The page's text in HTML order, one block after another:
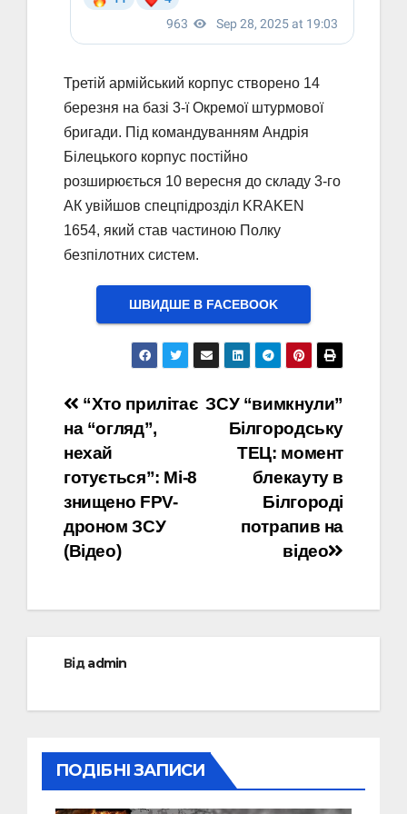
Третій армійський корпус створено 14
березня на базі 3-ї Окремої штурмової
бригади. Під командуванням Андрія
Білецького корпус постійно
розширюється 10 вересня до складу 3-го
АК увійшов спецпідрозділ KRAKEN
1654, який став частиною Полку
безпілотних систем.
ШВИДШЕ В FACEBOOK
Навігація
записів
ЗСУ “вимкнули”
Білгородську
ТЕЦ: момент
блекауту в
Білгороді
потрапив на
відео
“Хто прилітає
на “огляд”,
нехай
готується”: Мі-8
знищено FPV-
дроном ЗСУ
(Відео)
Відadmin
ПОДІБНІ ЗАПИСИ